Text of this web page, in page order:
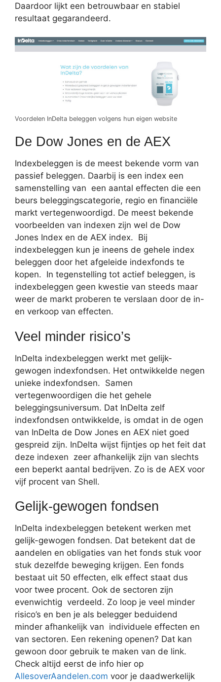
Daardoor lijkt een betrouwbaar en stabiel
resultaat gegarandeerd.
Voordelen InDelta beleggen volgens hun eigen website
De Dow Jones en de AEX
Indexbeleggen is de meest bekende vorm van
passief beleggen. Daarbij is een index een
samenstelling van een aantal effecten die een
beurs beleggingscategorie, regio en financiële
markt vertegenwoordigd. De meest bekende
voorbeelden van indexen zijn wel de Dow
Jones Index en de AEX index. Bij
indexbeleggen kun je ineens de gehele index
beleggen door het afgeleide indexfonds te
kopen. In tegenstelling tot actief beleggen, is
indexbeleggen geen kwestie van steeds maar
weer de markt proberen te verslaan door de in-
en verkoop van effecten.
Veel minder risico’s
InDelta indexbeleggen werkt met gelijk-
gewogen indexfondsen. Het ontwikkelde negen
unieke indexfondsen. Samen
vertegenwoordigen die het gehele
beleggingsuniversum. Dat InDelta zelf
indexfondsen ontwikkelde, is omdat in de ogen
van InDelta de Dow Jones en AEX niet goed
gespreid zijn. InDelta wijst fijntjes op het feit dat
deze indexen zeer afhankelijk zijn van slechts
een beperkt aantal bedrijven. Zo is de AEX voor
vijf procent van Shell.
Gelijk-gewogen fondsen
InDelta indexbeleggen betekent werken met
gelijk-gewogen fondsen. Dat betekent dat de
aandelen en obligaties van het fonds stuk voor
stuk dezelfde beweging krijgen. Een fonds
bestaat uit 50 effecten, elk effect staat dus
voor twee procent. Ook de sectoren zijn
evenwichtig verdeeld. Zo loop je veel minder
risico’s en ben je als belegger beduidend
minder afhankelijk van individuele effecten en
van sectoren. Een rekening openen? Dat kan
gewoon door gebruik te maken van de link.
Check altijd eerst de info hier op
AllesoverAandelen.com voor je daadwerkelijk